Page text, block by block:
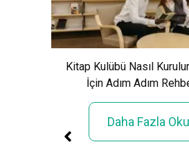
Kitap Kulübü Nasıl
İçin Adım Adım
Daha Fazla Oku